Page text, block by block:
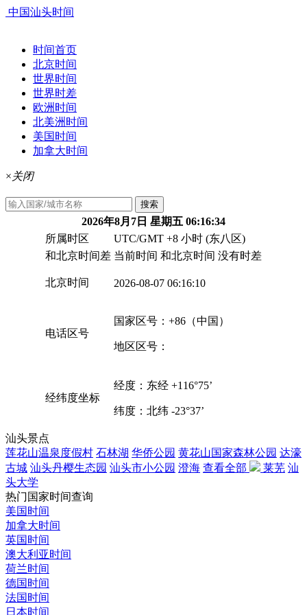
中国汕头时间
时间首页
北京时间
世界时间
世界时差
欧洲时间
北美洲时间
美国时间
加拿大时间
×关闭
搜索
2026年8月7日 星期五 06:16:34
所属时区
UTC/GMT +8 小时 (东八区)
和北京时间差 当前时间 和北京时间 没有时差
北京时间 2026-08-07 06:16:10
电话区号
国家区号：+86（中国）
地区区号：
经纬度坐标
经度：东经 +116°75’
纬度：北纬 -23°37’
汕头景点
莲花山温泉度假村 石林湖 华侨公园 黄花山国家森林公园 达濠
古城 汕头丹樱生态园 汕头市小公园 澄海 查看全部 莱芜 汕
头大学
热门国家时间查询
美国时间
加拿大时间
英国时间
澳大利亚时间
荷兰时间
德国时间
法国时间
日本时间